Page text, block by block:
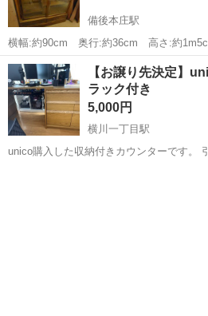
備後本庄駅
横幅:約90cm 奥行:約36cm 高さ:約
あります。下部分はガラス扉になってま
しくお願いします。
広島 福山市 備後本庄駅 収納家
【お譲り先決定】
ラック付き
5,000円
横川一丁目駅
unico購入した収納付きカウンターです。